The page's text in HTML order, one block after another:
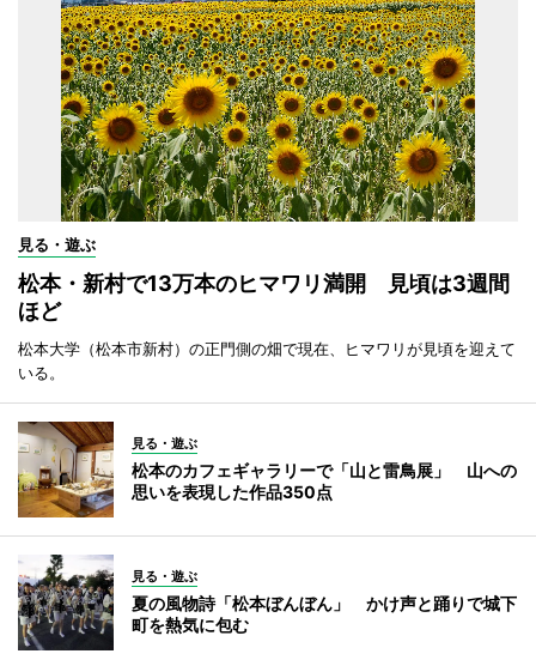
見る・遊ぶ
松本・新村で13万本のヒマワリ満開 見頃は3週間
ほど
松本大学（松本市新村）の正門側の畑で現在、ヒマワリが見頃を迎えて
いる。
見る・遊ぶ
松本のカフェギャラリーで「山と雷鳥展」 山への
思いを表現した作品350点
見る・遊ぶ
夏の風物詩「松本ぼんぼん」 かけ声と踊りで城下
町を熱気に包む